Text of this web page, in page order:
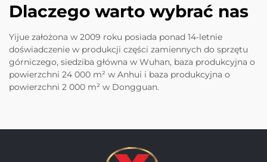
Dlaczego warto wybrać nas
Yijue założona w 2009 roku posiada ponad 14-letnie
doświadczenie w produkcji części zamiennych do sprzętu
górniczego, siedziba główna w Wuhan, baza produkcyjna o
powierzchni 24 000 m² w Anhui i baza produkcyjna o
powierzchni 2 000 m² w Dongguan.